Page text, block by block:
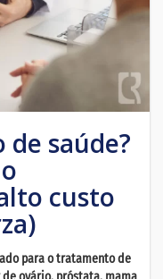
saúde?
custo
para o tratamento de